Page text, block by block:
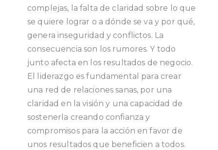
complejas, la falta de claridad sobre lo que
se quiere lograr o a dónde se va y por qué,
genera inseguridad y conflictos. La
consecuencia son los rumores. Y todo
junto afecta en los resultados de negocio.
El liderazgo es fundamental para crear
una red de relaciones sanas, por una
claridad en la visión y una capacidad de
sostenerla creando confianza y
compromisos para la acción en favor de
unos resultados que beneficien a todos.